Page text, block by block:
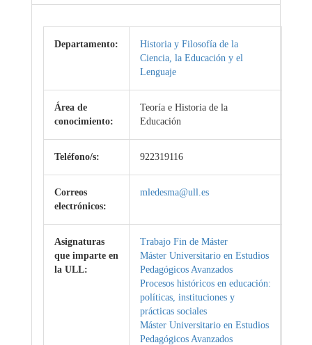
Departamento:
Historia y Filosofía de la
Ciencia, la Educación y el
Lenguaje
Área de
conocimiento:
Teoría e Historia de la
Educación
Teléfono/s: 922319116
Correos
electrónicos:
mledesma@ull.es
Asignaturas
que imparte en
la ULL:
Trabajo Fin de Máster
Máster Universitario en Estudios
Pedagógicos Avanzados
Procesos históricos en educación:
políticas, instituciones y
prácticas sociales
Máster Universitario en Estudios
Pedagógicos Avanzados